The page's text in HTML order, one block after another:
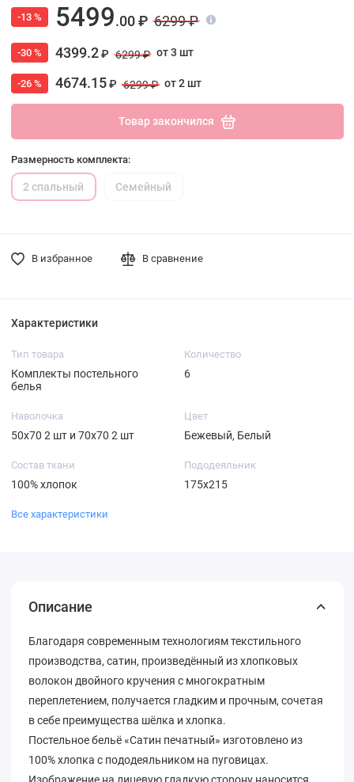
-13 % 5499.00 ₽ 6299 ₽
-30 % 4399.2₽ 6299 ₽ от 3 шт
-26 % 4674.15₽ 6299 ₽ от 2 шт
Товар закончился
Размерность комплекта:
2 спальный Семейный
В избранное В сравнение
Характеристики
Тип товара
Комплекты постельного
белья
Количество
6
Наволочка
50х70 2 шт и 70х70 2 шт
Цвет
Бежевый, Белый
Состав ткани
100% хлопок
Пододеяльник
175х215
Все характеристики
Описание
Благодаря современным технологиям текстильного
производства, сатин, произведённый из хлопковых
волокон двойного кручения с многократным
переплетением, получается гладким и прочным, сочетая
в себе преимущества шёлка и хлопка.
Постельное бельё «Сатин печатный» изготовлено из
100% хлопка с пододеяльником на пуговицах.
Изображение на лицевую гладкую сторону наносится